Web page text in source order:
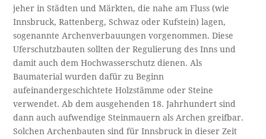
jeher in Städten und Märkten, die nahe am Fluss (wie
Innsbruck, Rattenberg, Schwaz oder Kufstein) lagen,
sogenannte Archenverbauungen vorgenommen. Diese
Uferschutzbauten sollten der Regulierung des Inns und
damit auch dem Hochwasserschutz dienen. Als
Baumaterial wurden dafür zu Beginn
aufeinandergeschichtete Holzstämme oder Steine
verwendet. Ab dem ausgehenden 18. Jahrhundert sind
dann auch aufwendige Steinmauern als Archen greifbar.
Solchen Archenbauten sind für Innsbruck in dieser Zeit